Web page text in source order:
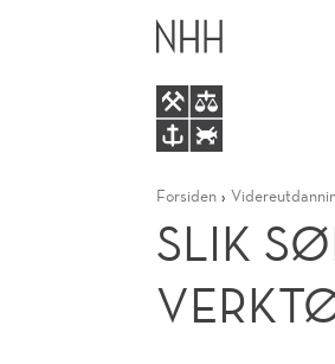
OPPTAKForsiden
SLIK